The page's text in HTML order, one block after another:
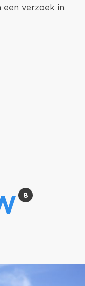
een verzoek in
8